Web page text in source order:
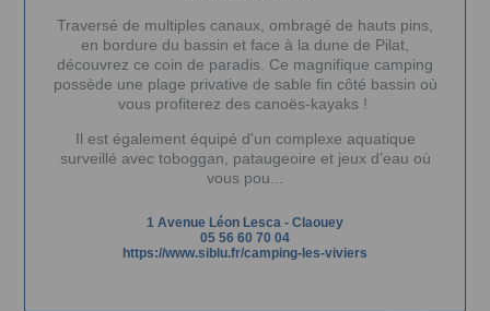
Traversé de multiples canaux, ombragé de hauts pins,
en bordure du bassin et face à la dune de Pilat,
découvrez ce coin de paradis. Ce magnifique camping
possède une plage privative de sable fin côté bassin où
vous profiterez des canoës-kayaks !
Il est également équipé d'un complexe aquatique
surveillé avec toboggan, pataugeoire et jeux d’eau où
vous pou...
1 Avenue Léon Lesca - Claouey
05 56 60 70 04
https://www.siblu.fr/camping-les-viviers